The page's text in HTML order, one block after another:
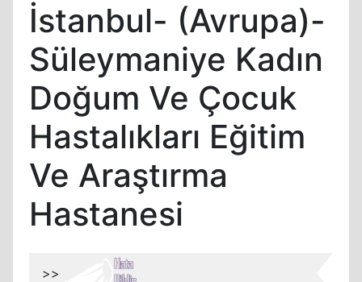
İstanbul- (Avrupa)-
Süleymaniye Kadın
Doğum Ve Çocuk
Hastalıkları Eğitim
Ve Araştırma
Hastanesi
>>